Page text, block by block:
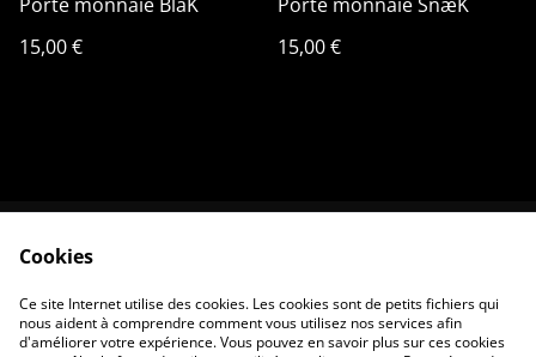
15,00 €
15,00 €
Politique de
confidentialité
Politique de cookies
Cookies
Ce site Internet utilise des cookies. Les cookies sont de petits fichiers qui
nous aident à comprendre comment vous utilisez nos services afin
d'améliorer votre expérience. Vous pouvez en savoir plus sur ces cookies